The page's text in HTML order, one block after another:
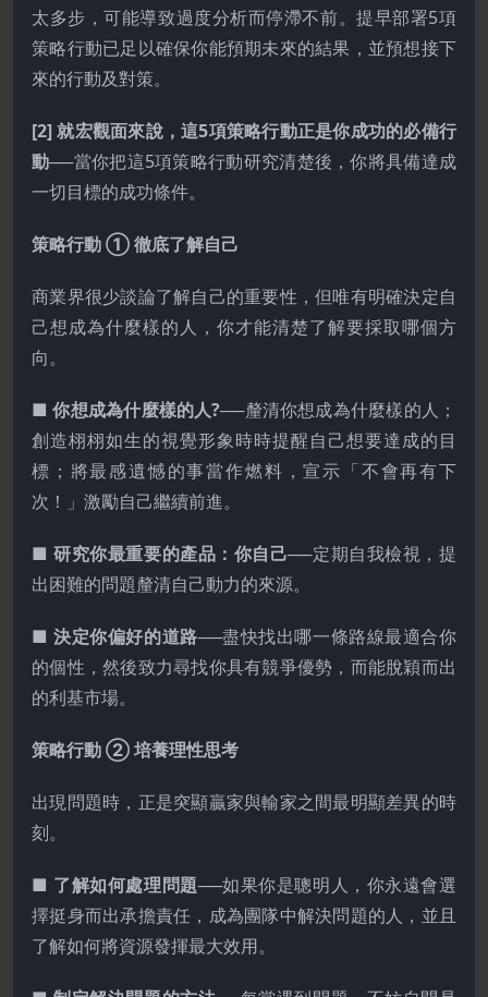
太多步，可能導致過度分析而停滯不前。提早部署5項
策略行動已足以確保你能預期未來的結果，並預想接下
來的行動及對策。
[2] 就宏觀面來說，這5項策略行動正是你成功的必備行
動──當你把這5項策略行動研究清楚後，你將具備達成
一切目標的成功條件。
策略行動 ① 徹底了解自己
商業界很少談論了解自己的重要性，但唯有明確決定自
己想成為什麼樣的人，你才能清楚了解要採取哪個方
向。
■ 你想成為什麼樣的人?──釐清你想成為什麼樣的人；
創造栩栩如生的視覺形象時時提醒自己想要達成的目
標；將最感遺憾的事當作燃料，宣示「不會再有下
次！」激勵自己繼續前進。
■ 研究你最重要的產品：你自己──定期自我檢視，提
出困難的問題釐清自己動力的來源。
■ 決定你偏好的道路──盡快找出哪一條路線最適合你
的個性，然後致力尋找你具有競爭優勢，而能脫穎而出
的利基市場。
策略行動 ② 培養理性思考
出現問題時，正是突顯贏家與輸家之間最明顯差異的時
刻。
■ 了解如何處理問題──如果你是聰明人，你永遠會選
擇挺身而出承擔責任，成為團隊中解決問題的人，並且
了解如何將資源發揮最大效用。